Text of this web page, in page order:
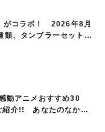
がコラボ！ 2026年8月
類、タンブラーセットな
動アニメおすすめ30
紹介!! あなたのなかの